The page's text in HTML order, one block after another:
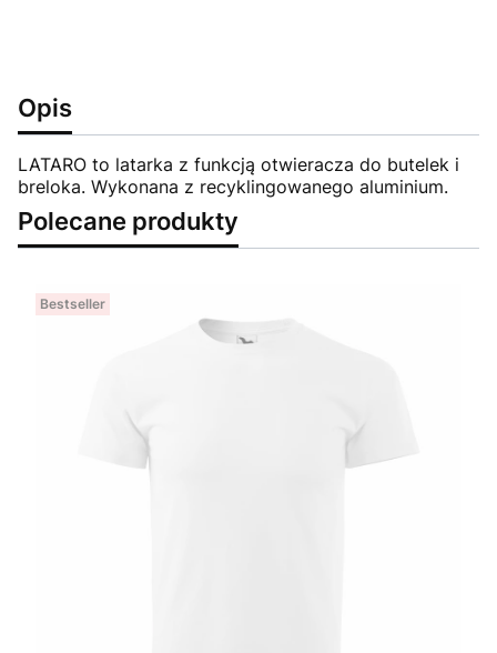
Opis
LATARO to latarka z funkcją otwieracza do butelek i
breloka. Wykonana z recyklingowanego aluminium.
Polecane produkty
Bestseller